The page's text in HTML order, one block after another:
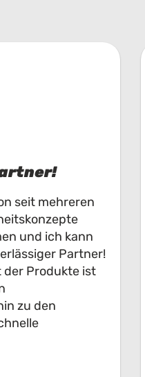
seit mehreren
und ich kann
Partner!
der Produkte ist
zu den
uns